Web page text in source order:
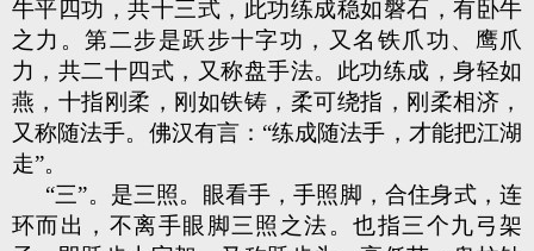
牛平四功，共十三式，此功练成稳如磐石，有卧牛
之力。第二步是跃步十字功，又名铁爪功、鹰爪
力，共二十四式，又称盘手法。此功练成，身轻如
燕，十指刚柔，刚如铁铸，柔可绕指，刚柔相济，
又称随法手。佛汉有言：“练成随法手，才能把江湖
走”。
“三”。是三照。眼看手，手照脚，合住身式，连
环而出，不离手眼脚三照之法。也指三个九弓架